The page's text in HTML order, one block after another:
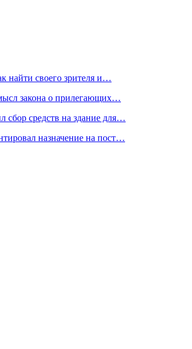
найти своего зрителя и…
закона о прилегающих…
средств на здание для…
назначение на пост…